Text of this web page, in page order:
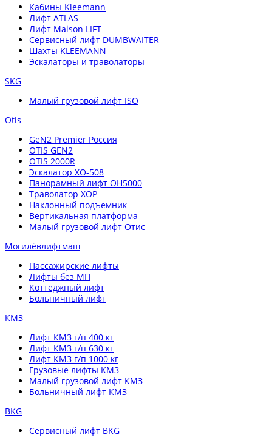
Кабины Kleemann
Лифт ATLAS
Лифт Maison LIFT
Сервисный лифт DUMBWAITER
Шахты KLEEMANN
Эскалаторы и траволаторы
SKG
Малый грузовой лифт ISO
Otis
GeN2 Premier Россия
OTIS GEN2
OTIS 2000R
Эскалатор XO-508
Панорамный лифт OH5000
Траволатор XOP
Наклонный подъемник
Вертикальная платформа
Малый грузовой лифт Отис
Могилёвлифтмаш
Пассажирские лифты
Лифты без МП
Коттеджный лифт
Больничный лифт
КМЗ
Лифт КМЗ г/п 400 кг
Лифт КМЗ г/п 630 кг
Лифт КМЗ г/п 1000 кг
Грузовые лифты КМЗ
Малый грузовой лифт КМЗ
Больничный лифт КМЗ
BKG
Сервисный лифт BKG